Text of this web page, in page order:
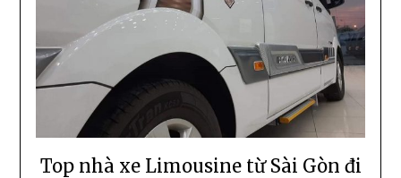
Top nhà xe Limousine từ Sài Gòn đi